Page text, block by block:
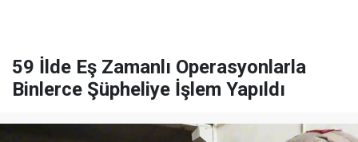
59 İlde Eş Zamanlı Operasyonlarla
Binlerce Şüpheliye İşlem Yapıldı